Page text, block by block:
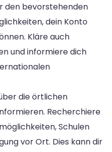
den bevorstehenden
dein Konto
Kläre auch
und informiere dich
die örtlichen
Recherchiere
Schulen
vor Ort. Dies kann dir